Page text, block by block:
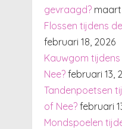
gevraagd? maart
Flossen tijdens
februari 18, 2026
Kauwgom
Nee? februari 13,
Tandenpoetsen
of Nee? februari
Mondspoelen